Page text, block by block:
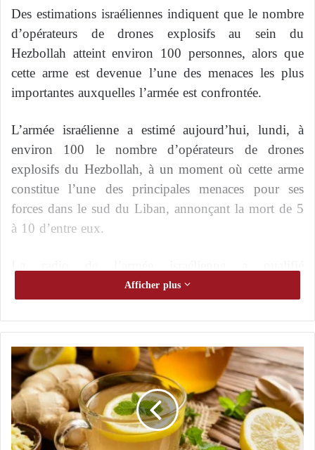
Des estimations israéliennes indiquent que le nombre
d’opérateurs de drones explosifs au sein du
Hezbollah atteint environ 100 personnes, alors que
cette arme est devenue l’une des menaces les plus
importantes auxquelles l’armée est confrontée.
L’armée israélienne a estimé aujourd’hui, lundi, à
environ 100 le nombre d’opérateurs de drones
explosifs du Hezbollah, à un moment où cette arme
constitue l’une des principales menaces pour ses
forces dans le sud du Liban, annonçant la mort de 5
à 10 d’entre eux.
La radio de l’armée israélienne a qualifié
l’exploitation de drones équipés de la technologie de
fibre optique d’« opération complexe », soulignant
que leurs opérateurs suivent des formations
spécifiques. Elle a indiqué que la grande majorité des
opérateurs de drones du Hezbollah ont reçu leur
formation durant la précédente période de cessez-le-
feu entre novembre 2024 et mars 2026.
L’armée israélienne annonce presque
Afficher plus
C
i
t
r
o
n
e